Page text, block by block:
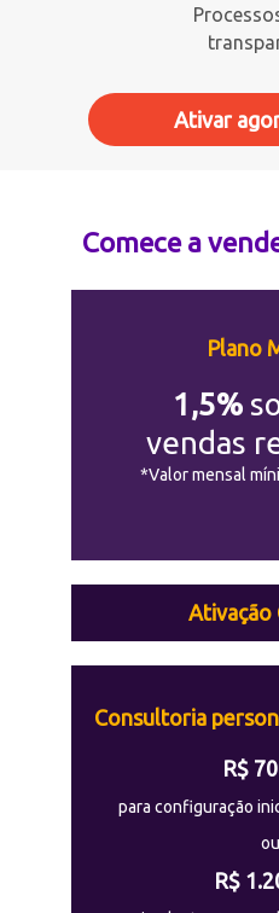
Ativar
Comece a
Plano
1,5%
vendas
*Valor mensal
Ativação
Consultoria
R$
para configuração
ou
R$